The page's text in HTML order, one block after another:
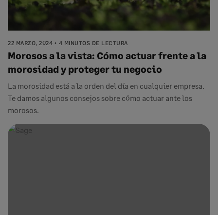
22 MARZO, 2024 4 MINUTOS DE LECTURA
Morosos a la vista: Cómo actuar frente a la
morosidad y proteger tu negocio
La morosidad está a la orden del día en cualquier empresa.
Te damos algunos consejos sobre cómo actuar ante los
morosos.